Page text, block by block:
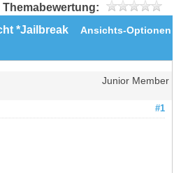
Themabewertung:
Ansichts-Optionen
*Jailbreak
Junior Member
#1